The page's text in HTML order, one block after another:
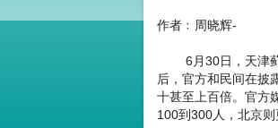
作者﹕周晓辉-
6月30日，天津蓟
后，官方和民间在披
十甚至上百倍。官方
100到300人，北京则